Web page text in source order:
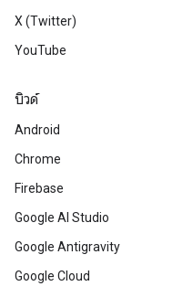
X (Twitter)
YouTube
บิวด์
Android
Chrome
Firebase
Google AI Studio
Google Antigravity
Google Cloud